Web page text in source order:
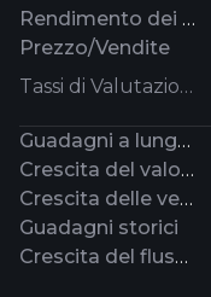
Rendimento dei dividendi
Prezzo/Vendite
Tassi di Valutazione
Guadagni a lungo termine
Crescita del valore contabile
Crescita delle vendite
Guadagni storici
Crescita del flusso di cassa